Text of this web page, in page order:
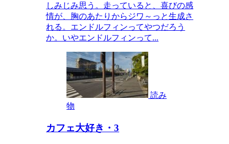
しみじみ思う。走っていると、喜びの感
情が、胸のあたりからジワ～っと生成さ
れる。エンドルフィンってやつだろう
か。いやエンドルフィンって...
読み
物
カフェ大好き・3